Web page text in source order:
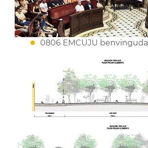
0806 EMCUJU benvinguda